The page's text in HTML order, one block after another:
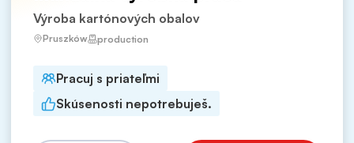
Výroba kartónových obalov
Pruszków production
Pracuj s priateľmi
Skúsenosti nepotrebuješ.